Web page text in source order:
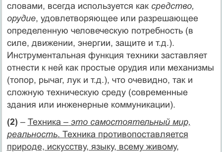
словами, всегда используется как средство,
орудие, удовлетворяющее или разрешающее
определенную человеческую потребность (в
силе, движении, энергии, защите и т.д.).
Инструментальная функция техники заставляет
отнести к ней как простые орудия или механизмы
(топор, рычаг, лук и т.д.), что очевидно, так и
сложную техническую среду (современные
здания или инженерные коммуникации).
(2) – Техника –это самостоятельный мир,
реальность. Техника противопоставляется
природе, искусству, языку, всему живому,